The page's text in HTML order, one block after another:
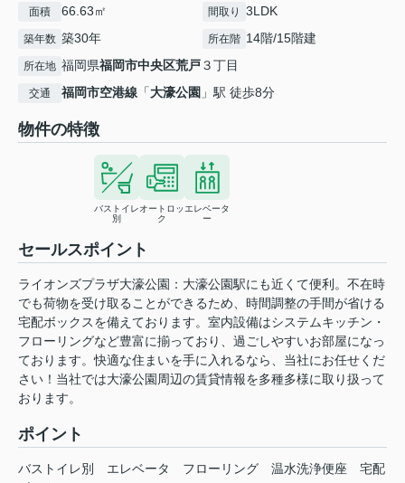
面積 66.63㎡ 間取り 3LDK
築年数 築30年 所在階 14階/15階建
所在地 福岡県福岡市中央区荒戸３丁目
交通 福岡市空港線 「大濠公園 」駅 徒歩8分
物件の特徴
バストイレ
別
オートロッ
ク
エレベータ
ー
セールスポイント
ライオンズプラザ大濠公園：大濠公園駅にも近くて便利。不在時
でも荷物を受け取ることができるため、時間調整の手間が省ける
宅配ボックスを備えております。室内設備はシステムキッチン・
フローリングなど豊富に揃っており、過ごしやすいお部屋になっ
ております。快適な住まいを手に入れるなら、当社にお任せくだ
さい！当社では大濠公園周辺の賃貸情報を多種多様に取り扱って
おります。
ポイント
バストイレ別 エレベータ フローリング 温水洗浄便座
宅配